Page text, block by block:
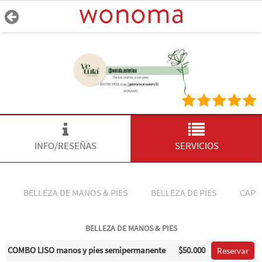
INFO/RESEÑAS SERVICIOS
BELLEZA DE MANOS & PIES BELLEZA DE PIES
BELLEZA DE MANOS & PIES
COMBO LISO manos y pies semipermanente $50.000 Reservar